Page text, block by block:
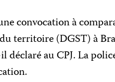
convocation à
territoire (DGST) à
au CPJ. La